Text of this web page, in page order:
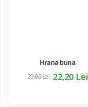
Hrana buna
22,20 Lei
29,60 Lei